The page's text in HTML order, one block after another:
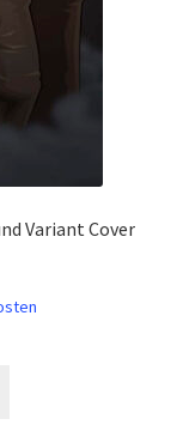
Variant Cover